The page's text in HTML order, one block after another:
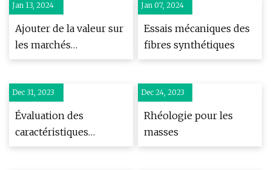
Jan 13, 2024
Ajouter de la valeur sur
les marchés
changeants des
Jan 07, 2024
Essais mécaniques des
fibres synthétiques
Dec 31, 2023
Évaluation des
caractéristiques
d'écoulement de fusion
Dec 24, 2023
Rhéologie pour les
masses